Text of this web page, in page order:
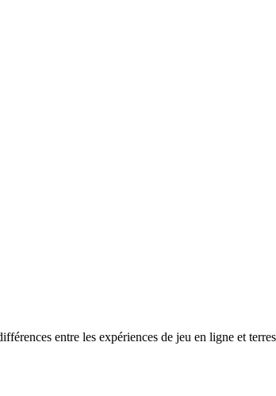
entre les expériences de jeu en ligne et